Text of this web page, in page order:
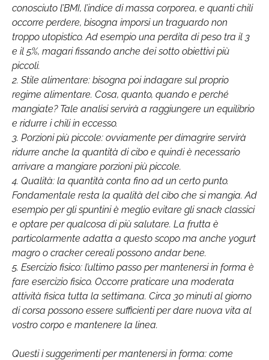
conosciuto l’BMI, l’indice di massa corporea, e quanti chili
occorre perdere, bisogna imporsi un traguardo non
troppo utopistico. Ad esempio una perdita di peso tra il 3
e il 5%, magari fissando anche dei sotto obiettivi più
piccoli.
2. Stile alimentare: bisogna poi indagare sul proprio
regime alimentare. Cosa, quanto, quando e perché
mangiate? Tale analisi servirà a raggiungere un equilibrio
e ridurre i chili in eccesso.
3. Porzioni più piccole: ovviamente per dimagrire servirà
ridurre anche la quantità di cibo e quindi è necessario
arrivare a mangiare porzioni più piccole.
4. Qualità: la quantità conta fino ad un certo punto.
Fondamentale resta la qualità del cibo che si mangia. Ad
esempio per gli spuntini è meglio evitare gli snack classici
e optare per qualcosa di più salutare. La frutta è
particolarmente adatta a questo scopo ma anche yogurt
magro o cracker cereali possono andar bene.
5. Esercizio fisico: l’ultimo passo per mantenersi in forma è
fare esercizio fisico. Occorre praticare una moderata
attività fisica tutta la settimana. Circa 30 minuti al giorno
di corsa possono essere sufficienti per dare nuova vita al
vostro corpo e mantenere la linea.
Questi i suggerimenti per mantenersi in forma: come